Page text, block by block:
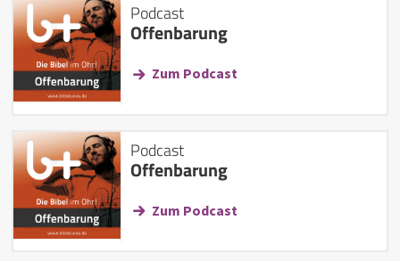
Podcast
Offenbarung
Zum Podcast
Podcast
Offenbarung
Zum Podcast